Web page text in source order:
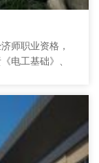
师职业资格，
电工基础》、